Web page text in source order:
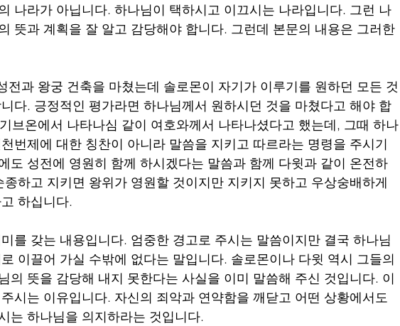
나라가 아닙니다. 하나님이 택하시고 이끄시는 나라입니다. 그런 나
뜻과 계획을 잘 알고 감당해야 합니다. 그런데 본문의 내용은 그러한
전과 왕궁 건축을 마쳤는데 솔로몬이 자기가 이루기를 원하던 모든 것
다. 긍정적인 평가라면 하나님께서 원하시던 것을 마쳤다고 해야 합
브온에서 나타나심 같이 여호와께서 나타나셨다고 했는데, 그때 하나
번제에 대한 칭찬이 아니라 말씀을 지키고 따르라는 명령을 주시기
도 성전에 영원히 함께 하시겠다는 말씀과 함께 다윗과 같이 온전하
하고 지키면 왕위가 영원할 것이지만 지키지 못하고 우상숭배하게
하십니다.
를 갖는 내용입니다. 엄중한 경고로 주시는 말씀이지만 결국 하나님
이끌어 가실 수밖에 없다는 말입니다. 솔로몬이나 다윗 역시 그들의
의 뜻을 감당해 내지 못한다는 사실을 이미 말씀해 주신 것입니다. 이
시는 이유입니다. 자신의 죄악과 연약함을 깨닫고 어떤 상황에서도
는 하나님을 의지하라는 것입니다.